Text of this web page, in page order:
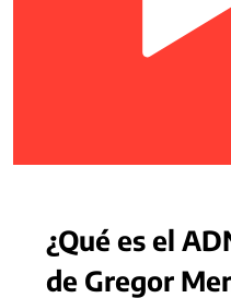
¿Qué es el
de Gregor